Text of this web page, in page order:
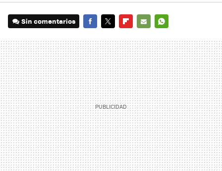
Sin comentarios
MAIL